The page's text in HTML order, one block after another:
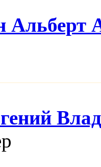
Альберт